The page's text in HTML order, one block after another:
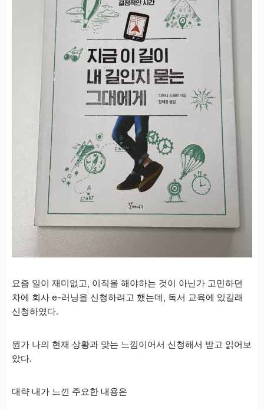
요즘 일이 재미없고, 이직을 해야하는 것이 아닌가 고민하던
차에 회사 e-러닝을 신청하려고 했는데, 독서 교육에 있길래
신청하였다.
뭔가 나의 현재 상황과 맞는 느낌이어서 신청해서 받고 읽어보
았다.
대략 내가 느낀 주요한 내용은